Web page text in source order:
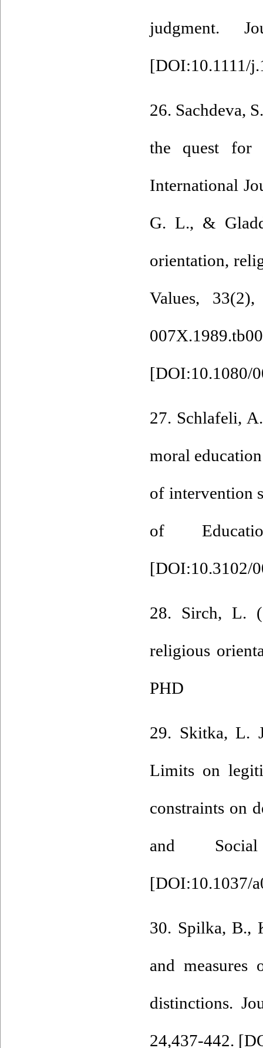
judgment.
[DOI:10.1111/
26. Sachdeva,
the quest for
International
G. L., &
orientation,
Values, 33(2),
[DOI:10.1080/
27. Schlafeli,
moral
of intervention
of
[DOI:10.3102/
28. Sirch, L.
religious
PHD
29. Skitka, L.
Limits on
constraints on
and
[DOI:10.1037/
30. Spilka, B.,
and measures
distinctions.
24,437-442. [